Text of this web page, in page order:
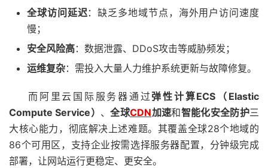
全球访问延迟：缺乏多地域节点，海外用户访问速度
慢；
安全风险高：数据泄露、DDoS攻击等威胁频发；
运维复杂：需投入大量人力维护系统更新与故障修复。
而阿里云国际服务器通过 弹性计算ECS （ Elastic
Compute Service） 、全球CDN加速和智能化安全防护三
大核心能力，彻底解决上述难题。其覆盖全球28个地域的
86个可用区，支持企业按需选择服务器配置，分钟级完成
部署，让网站运行更稳定、更安全。